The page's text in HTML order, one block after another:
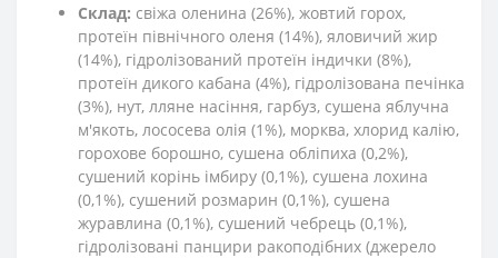
Склад: свіжа оленина (26%), жовтий горох,
протеїн північного оленя (14%), яловичий жир
(14%), гідролізований протеїн індички (8%),
протеїн дикого кабана (4%), гідролізована печінка
(3%), нут, лляне насіння, гарбуз, сушена яблучна
м'якоть, лососева олія (1%), морква, хлорид калію,
горохове борошно, сушена обліпиха (0,2%),
сушений корінь імбиру (0,1%), сушена лохина
(0,1%), сушений розмарин (0,1%), сушена
журавлина (0,1%), сушений чебрець (0,1%),
гідролізовані панцири ракоподібних (джерело